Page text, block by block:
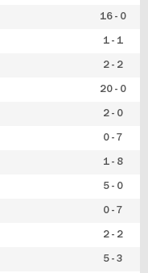
16 - 0
1 - 1
2 - 2
20 - 0
2 - 0
0 - 7
1 - 8
5 - 0
0 - 7
2 - 2
5 - 3